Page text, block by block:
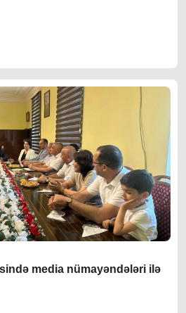
media nümayəndələri ilə